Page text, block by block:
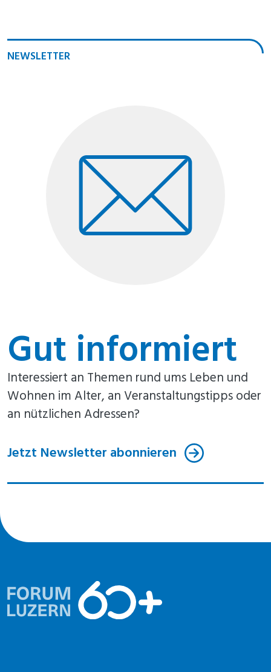
NEWSLETTER
Gut informiert
Interessiert an Themen rund ums Leben und
Wohnen im Alter, an Veranstaltungstipps oder
an nützlichen Adressen?
Jetzt Newsletter abonnieren